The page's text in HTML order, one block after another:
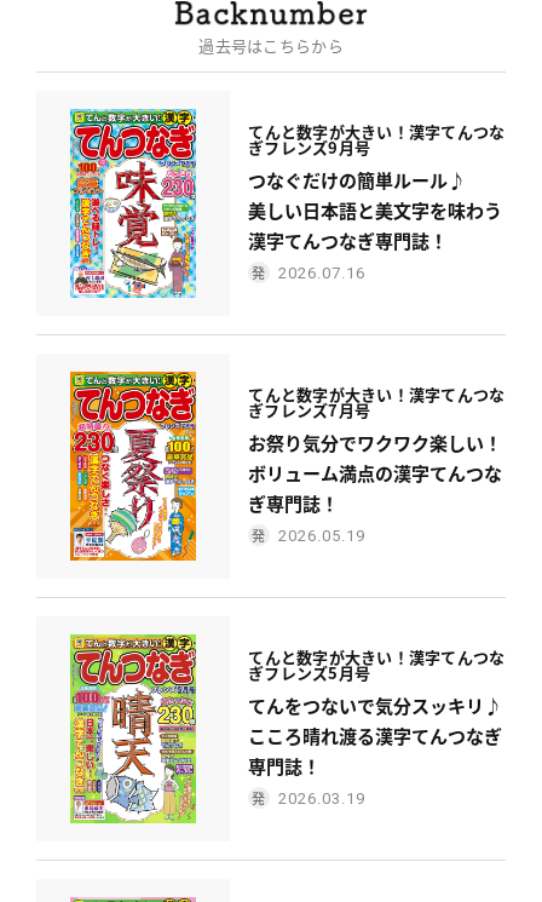
過去号はこちらから
てんと数字が大きい！ 漢字てんつな
ぎフレンズ9月号
つなぐだけの簡単ルール♪
美しい日本語と美文字を味わう
漢字てんつなぎ専門誌！
2026.07.16
てんと数字が大きい！ 漢字てんつな
ぎフレンズ7月号
お祭り気分でワクワク楽しい！
ボリューム満点の漢字てんつな
ぎ専門誌！
2026.05.19
てんと数字が大きい！ 漢字てんつな
ぎフレンズ5月号
てんをつないで気分スッキリ♪
こころ晴れ渡る漢字てんつなぎ
専門誌！
2026.03.19